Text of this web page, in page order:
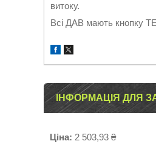
витоку.
Всі ДАВ мають кнопку
ІНФОРМАЦІЯ ДЛЯ
Ціна: 2 503,93 ₴